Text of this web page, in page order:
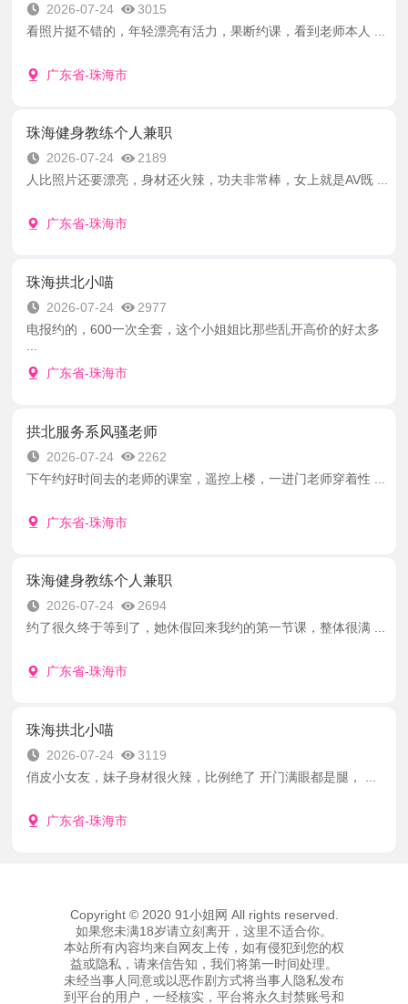
2026-07-24
3015
看照片挺不错的，年轻漂亮有活力，果断约课，看到老师本人 ...
广东省-珠海市
珠海健身教练个人兼职
2026-07-24
2189
人比照片还要漂亮，身材还火辣，功夫非常棒，女上就是AV既 ...
广东省-珠海市
珠海拱北小喵
2026-07-24
2977
电报约的，600一次全套，这个小姐姐比那些乱开高价的好太多
广东省-珠海市
拱北服务系风骚老师
2026-07-24
2262
下午约好时间去的老师的课室，遥控上楼，一进门老师穿着性 ...
广东省-珠海市
珠海健身教练个人兼职
2026-07-24
2694
约了很久终于等到了，她休假回来我约的第一节课，整体很满 ...
广东省-珠海市
珠海拱北小喵
2026-07-24
3119
俏皮小女友，妹子身材很火辣，比例绝了 开门满眼都是腿， ...
广东省-珠海市
Copyright © 2020 91小姐网 All rights reserved.
如果您未满18岁请立刻离开，这里不适合你。
本站所有內容均来自网友上传，如有侵犯到您的权
益或隐私，请来信告知，我们将第一时间处理。
未经当事人同意或以恶作剧方式将当事人隐私发布
到平台的用户，一经核实，平台将永久封禁账号和